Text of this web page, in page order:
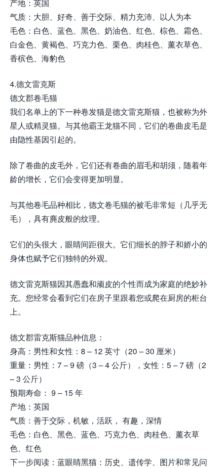
产地：英国
气质：大胆、好奇、善于交际、精力充沛、以人为本
毛色：白色、蓝色、黑色、奶油色、红色、棕色、霜色、
白金色、黄褐色、巧克力色、栗色、肉桂色、薰衣草色、
香槟色、海豹色
4.德文雷克斯
德文郡卷毛猫
我们名单上的下一种卷发猫是德文雷克斯猫，也被称为外
星人或精灵猫。与其他霸王龙猫不同，它们的卷曲皮毛是
由隐性基因引起的。
除了卷曲的皮毛外，它们还有卷曲的眉毛和胡须，随着年
龄的增长，它们会变得更加明显。
与其他卷毛品种相比，德文卷毛猫的被毛非常短（几乎无
毛），具有麂皮般的纹理。
它们的头很大，眼睛间距很大。它们细长的脖子和娇小的
身体也赋予它们独特的外观。
德文雷克斯猫因其愚蠢和顽皮的个性而成为家庭的绝妙补
充。您经常会看到它们在房子里跟着您或爬在厨房的柜台
上。
德文郡雷克斯猫品种信息：
身高：男性和女性：8 – 12 英寸（20 – 30 厘米）
重量：男性：7 – 9 磅（3 – 4 公斤），女性：5 – 7 磅（2
– 3 公斤）
预期寿命： 9 – 15 年
产地：英国
气质：善于交际，机敏，活跃， 有趣，深情
毛色：白色、黑色、蓝色、巧克力色、肉桂色、薰衣草
色、红色
下一步阅读：蓝眼睛黑猫：历史、遗传学、图片和常见问